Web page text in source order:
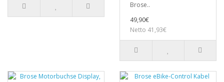
Brose..
49,90€
Netto 41,93€